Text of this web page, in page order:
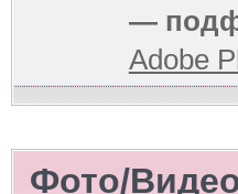
—
Adobe
Фото/